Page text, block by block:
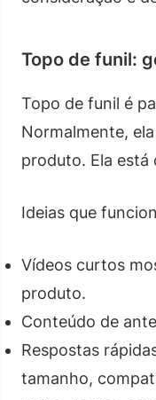
Topo de funil:
Topo de funil é
Normalmente,
produto. Ela está
Ideias que
Vídeos curtos
produto.
Conteúdo de
Respostas
tamanho,